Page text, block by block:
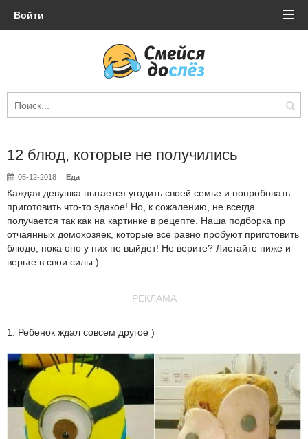
Войти
12 блюд, которые не получились
05-12-2018 Еда
Каждая девушка пытается угодить своей семье и попробовать
приготовить что-то эдакое! Но, к сожалению, не всегда
получается так как на картинке в рецепте. Наша подборка пр
отчаянных домохозяек, которые все равно пробуют приготовить
блюдо, пока оно у них не выйдет! Не верите? Листайте ниже и
верьте в свои силы )
РЕКЛАМА
1. Ребенок ждал совсем другое )